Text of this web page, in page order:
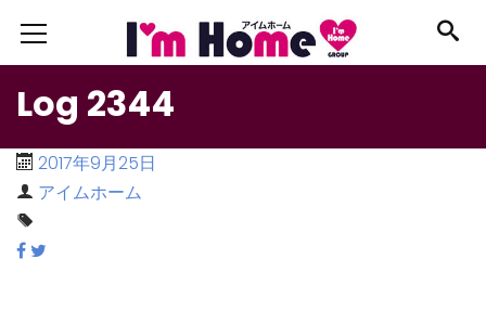
Log 2344
2017年9月25日
アイムホーム